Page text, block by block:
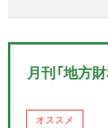
月刊「地方
オススメ